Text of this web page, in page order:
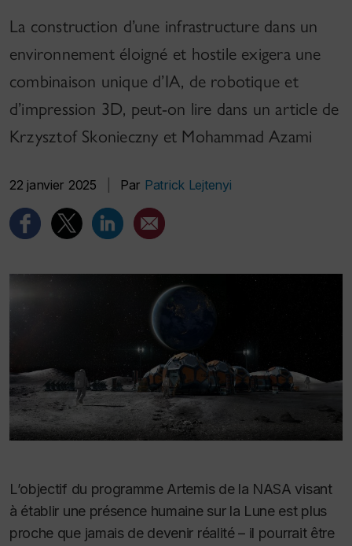
La construction d’une infrastructure dans un
environnement éloigné et hostile exigera une
combinaison unique d’IA, de robotique et
d’impression 3D, peut-on lire dans un article de
Krzysztof Skonieczny et Mohammad Azami
22 janvier 2025 Par Patrick Lejtenyi
L’objectif du programme Artemis de la NASA visant
à établir une présence humaine sur la Lune est plus
proche que jamais de devenir réalité – il pourrait être